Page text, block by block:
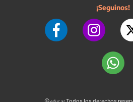
¡Seguinos!
© Todos los derechos